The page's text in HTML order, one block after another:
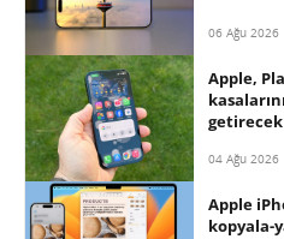
06 Ağu 2026
Apple,
getirecek
04 Ağu 2026
Apple
kopyala-